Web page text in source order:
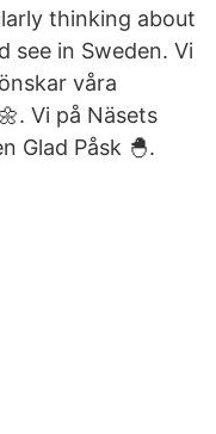
thinking about
see in Sweden. Vi
våra
Vi på Näsets
Glad Påsk 🐣.